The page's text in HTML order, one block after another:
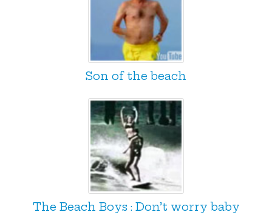
Son of the beach
The Beach Boys : Don’t worry baby